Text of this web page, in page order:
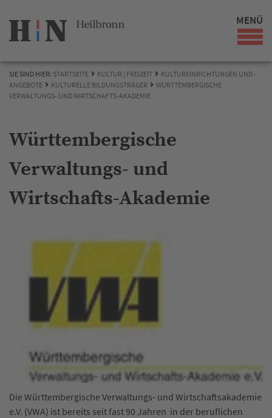
MENÜ
SIE SIND HIER: STARTSEITE KULTUR | FREIZEIT
KULTUREINRICHTUNGEN UND -
ANGEBOTE
KULTURELLE BILDUNGSTRÄGER
WÜRTTEMBERGISCHE
VERWALTUNGS- UND WIRTSCHAFTS-AKADEMIE
Württembergische
Verwaltungs- und
Wirtschafts-Akademie
Die Württembergische Verwaltungs- und Wirtschaftsakademie
e.V. (VWA) ist bereits seit fast 90 Jahren in der beruflichen